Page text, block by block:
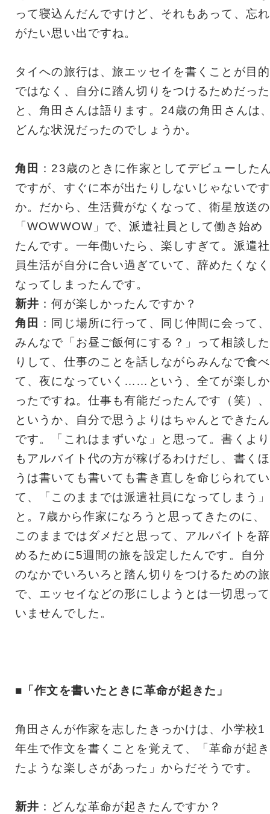
って寝込んだんですけど、それもあって、忘れ
がたい思い出ですね。
タイへの旅行は、旅エッセイを書くことが目的
ではなく、自分に踏ん切りをつけるためだった
と、角田さんは語ります。24歳の角田さんは
どんな状況だったのでしょうか。
角田
：23歳のときに作家としてデビューした
ですが、すぐに本が出たりしないじゃないです
か。だから、生活費がなくなって、衛星放送の
「WOWWOW」で、派遣社員として働き始め
たんです。一年働いたら、楽しすぎて。派遣社
員生活が自分に合い過ぎていて、辞めたくなく
なってしまったんです。
新井 ：何が楽しかったんですか？
角田
：同じ場所に行って、同じ仲間に会って、
みんなで「お昼ご飯何にする？」って相談した
りして、仕事のことを話しながらみんなで食べ
て、夜になっていく……という、全てが楽しか
ったですね。仕事も有能だったんです（笑）、
というか、自分で思うよりはちゃんとできたん
です。「これはまずいな」と思って。書くより
もアルバイト代の方が稼げるわけだし、書くほ
うは書いても書いても書き直しを命じられてい
て、「このままでは派遣社員になってしまう」
と。7歳から作家になろうと思ってきたのに、
このままではダメだと思って、アルバイトを辞
めるために5週間の旅を設定したんです。自分
のなかでいろいろと踏ん切りをつけるための旅
で、エッセイなどの形にしようとは一切思って
いませんでした。
■「作文を書いたときに革命が起きた」
角田さんが作家を志したきっかけは、小学校1
年生で作文を書くことを覚えて、「革命が起き
たような楽しさがあった」からだそうです。
新井 ：どんな革命が起きたんですか？